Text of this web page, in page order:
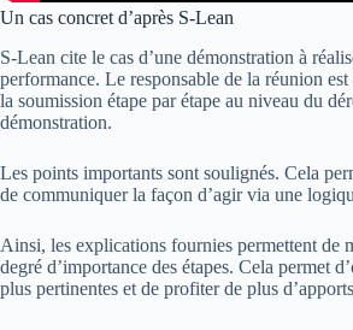
Un cas concret d’après S-Lean
S-Lean cite le cas d’une démonstration à
performance. Le responsable de la réunion
la soumission étape par étape au niveau du
démonstration.
Les points importants sont soulignés. Cela
de communiquer la façon d’agir via une
Ainsi, les explications fournies permettent de
degré d’importance des étapes. Cela permet
plus pertinentes et de profiter de plus